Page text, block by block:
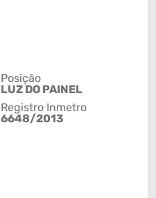
Posição
LUZ DO PAINEL
Registro Inmetro
6648/2013